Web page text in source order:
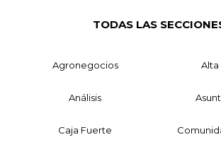
TODAS LAS
Agronegocios Alta
Análisis
Caja Fuerte